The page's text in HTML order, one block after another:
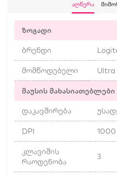
Აღწერა
ზოგადი
ბრენდი
მომწოდებელი Ultra
მაუსის მახასიათებლები
დაკავშირება
DPI 1000
კლავიშის
რაოდენობა
3